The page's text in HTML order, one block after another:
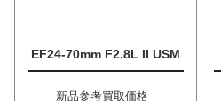
EF24-70mm F2.8L II USM
新品参考買取価格